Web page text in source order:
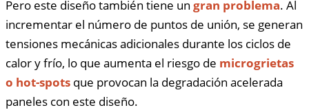
Pero este diseño también tiene un gran problema. Al
incrementar el número de puntos de unión, se generan
tensiones mecánicas adicionales durante los ciclos de
calor y frío, lo que aumenta el riesgo de microgrietas
o hot-spots que provocan la degradación acelerada
paneles con este diseño.